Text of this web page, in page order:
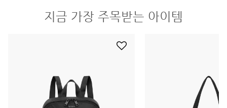
지금 가장 주목받는 아이템